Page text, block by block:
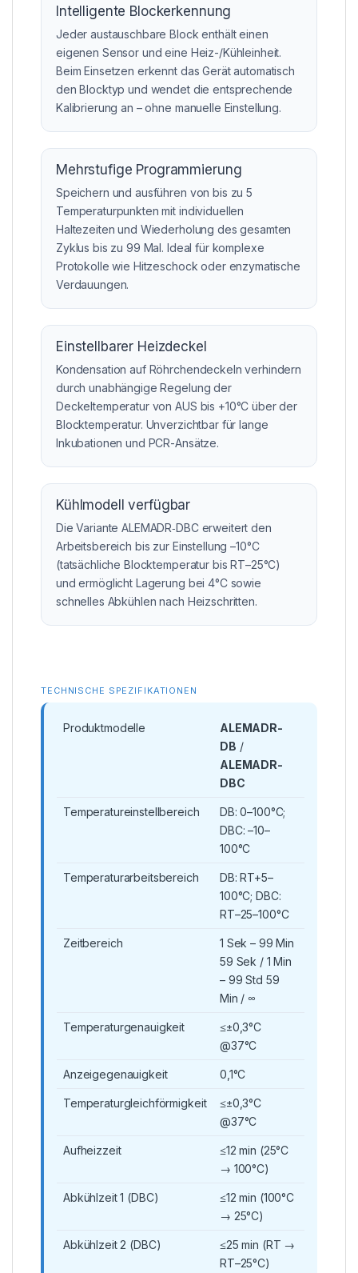
Intelligente Blockerkennung
Jeder austauschbare Block enthält einen
eigenen Sensor und eine Heiz-/Kühleinheit.
Beim Einsetzen erkennt das Gerät automatisch
den Blocktyp und wendet die entsprechende
Kalibrierung an – ohne manuelle Einstellung.
Mehrstufige Programmierung
Speichern und ausführen von bis zu 5
Temperaturpunkten mit individuellen
Haltezeiten und Wiederholung des gesamten
Zyklus bis zu 99 Mal. Ideal für komplexe
Protokolle wie Hitzeschock oder enzymatische
Verdauungen.
Einstellbarer Heizdeckel
Kondensation auf Röhrchendeckeln verhindern
durch unabhängige Regelung der
Deckeltemperatur von AUS bis +10°C über der
Blocktemperatur. Unverzichtbar für lange
Inkubationen und PCR-Ansätze.
Kühlmodell verfügbar
Die Variante ALEMADR‑DBC erweitert den
Arbeitsbereich bis zur Einstellung –10°C
(tatsächliche Blocktemperatur bis RT–25°C)
und ermöglicht Lagerung bei 4°C sowie
schnelles Abkühlen nach Heizschritten.
TECHNISCHE SPEZIFIKATIONEN
Produktmodelle
ALEMADR-
DB /
ALEMADR-
DBC
Temperatureinstellbereich
DB: 0–100°C;
DBC: –10–
100°C
Temperaturarbeitsbereich
DB: RT+5–
100°C; DBC:
RT–25–100°C
Zeitbereich
1 Sek – 99 Min
59 Sek / 1 Min
– 99 Std 59
Min / ∞
Temperaturgenauigkeit
≤±0,3°C
@37°C
Anzeigegenauigkeit 0,1°C
Temperaturgleichförmigkeit
≤±0,3°C
@37°C
Aufheizzeit
≤12 min (25°C
→ 100°C)
Abkühlzeit 1 (DBC)
≤12 min (100°C
→ 25°C)
Abkühlzeit 2 (DBC)
≤25 min (RT →
RT–25°C)